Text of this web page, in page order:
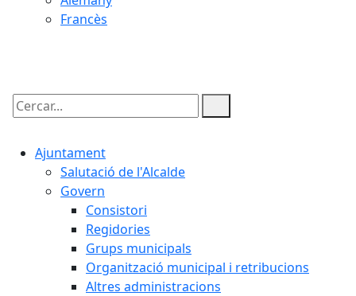
Francès
Cercar:
Ajuntament
Salutació de l'Alcalde
Govern
Consistori
Regidories
Grups municipals
Organització municipal i retribucions
Altres administracions